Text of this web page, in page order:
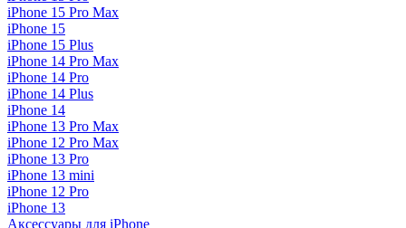
iPhone 15 Pro Max
iPhone 15
iPhone 15 Plus
iPhone 14 Pro Max
iPhone 14 Pro
iPhone 14 Plus
iPhone 14
iPhone 13 Pro Max
iPhone 12 Pro Max
iPhone 13 Pro
iPhone 13 mini
iPhone 12 Pro
iPhone 13
Аксессуары для iPhone